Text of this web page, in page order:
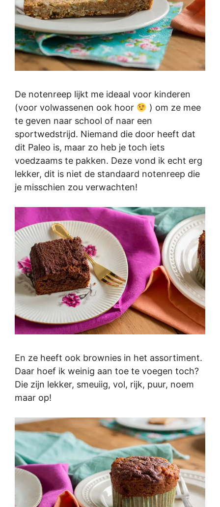
De notenreep lijkt me ideaal voor kinderen
(voor volwassenen ook hoor
) om ze mee
te geven naar school of naar een
sportwedstrijd. Niemand die door heeft dat
dit Paleo is, maar zo heb je toch iets
voedzaams te pakken. Deze vond ik echt erg
lekker, dit is niet de standaard notenreep die
je misschien zou verwachten!
En ze heeft ook brownies in het assortiment.
Daar hoef ik weinig aan toe te voegen toch?
Die zijn lekker, smeuiig, vol, rijk, puur, noem
maar op!